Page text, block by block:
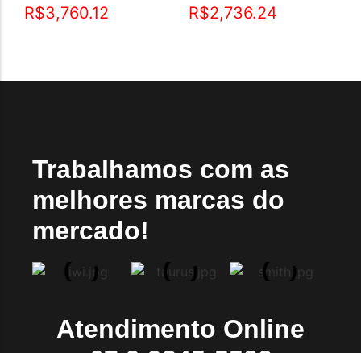
R$3,760.12 R$2,736.24
Trabalhamos com as
melhores marcas do
mercado!
Atendimento Online